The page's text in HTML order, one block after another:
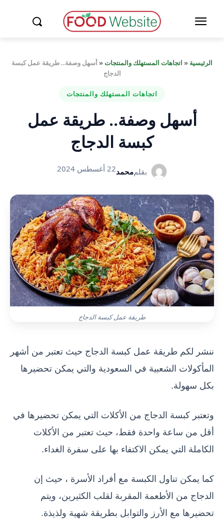
الرئيسية « اتجاهات المستهلك والمنتجات«أسهل وصفة.. طريقة عمل كبسة
الدجاج
اتجاهات المستهلك والمنتجات
أسهل وصفة.. طريقة عمل
كبسة الدجاج
بقلممحمد22 أغسطس 2024
طريقة عمل كبسة الدجاج
ننشر لكم طريقة عمل كبسة الدجاج حيث تعتبر من أشهر
المأكولات الشعبية في السعودية والتي يمكن تحضيرها
بكل سهولة.
وتعتبر كبسة الدجاج من الأكلات التي يمكن تحضيرها في
أقل من ساعة واحدة فقط، حيث تعتبر من الأكلات
الكاملة التي يمكن الاكتفاء بها على سفرة الغداء.
كما يمكن تناول الكبسة مع أفراد الأسرة ، حيث إن
الدجاج من الأطعمة المقربة لقلب الكثيرين، ويتم
تحضيرها مع الأرز والتوابل بطريقة شهية ولذيذة.